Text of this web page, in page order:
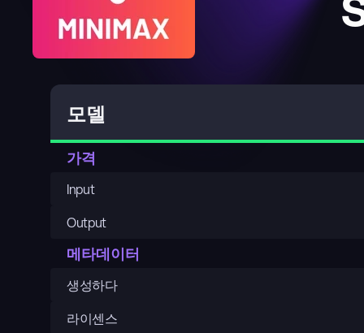
모델
가격
Input
Output
메타데이터
생성하다
라이센스